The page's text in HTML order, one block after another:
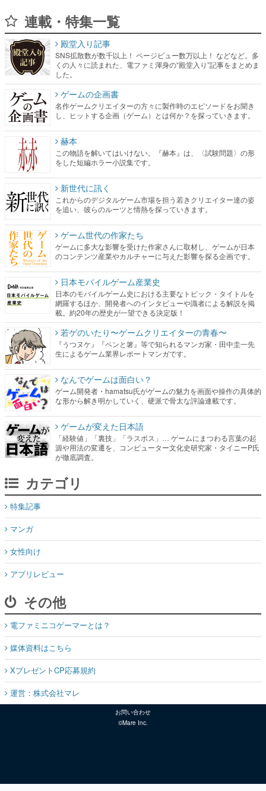
連載・特集一覧
殿堂入り記事
SNS拡散数が数千以上！ ページビュー数万以上！ などなど。多
くの人々に読まれた、電ファミ渾身の“殿堂入り”記事をまとめま
した。
ゲームの企画書
名作ゲームクリエイターの方々に製作時のエピソードをお聞き
し、ヒットする企画（ゲーム）とは何か？を探っていきます。
赫本
この物語を解いてはいけない。『赫本』は、〈試験問題〉の形
をした短編ホラー小説集です。
新世代に訊く
これからのデジタルゲーム市場を担う若きクリエイター達の姿
を追い、彼らのルーツと情熱を探っていきます。
ゲーム世代の作家たち
ゲームに多大な影響を受けた作家さんに取材し、ゲームが日本
のコンテンツ産業やカルチャーに与えた影響を探る企画です。
日本モバイルゲーム産業史
日本のモバイルゲーム史における主要なトピック・タイトルを
網羅するほか、開発者へのインタビューや識者による解説を掲
載。約20年の歴史が一望できる決定版！
若ゲのいたり〜ゲームクリエイターの青春〜
『うつヌケ』『ペンと箸』等で知られるマンガ家・田中圭一先
生によるゲーム業界レポートマンガです。
なんでゲームは面白い？
ゲーム開発者・hamatsu氏がゲームの魅力を画面や操作の具体的
な形から解き明かしていく、硬派で骨太な評論連載です。
ゲームが変えた日本語
「経験値」「裏技」「ラスボス」… ゲームにまつわる言葉の起
源や用法の変遷を、コンピューター文化史研究家・タイニーP氏
が徹底調査。
カテゴリ
特集記事
マンガ
女性向け
アプリレビュー
その他
電ファミニコゲーマーとは？
媒体資料はこちら
XプレゼントCP応募規約
運営：株式会社マレ
お問い合わせ
©Mare Inc.